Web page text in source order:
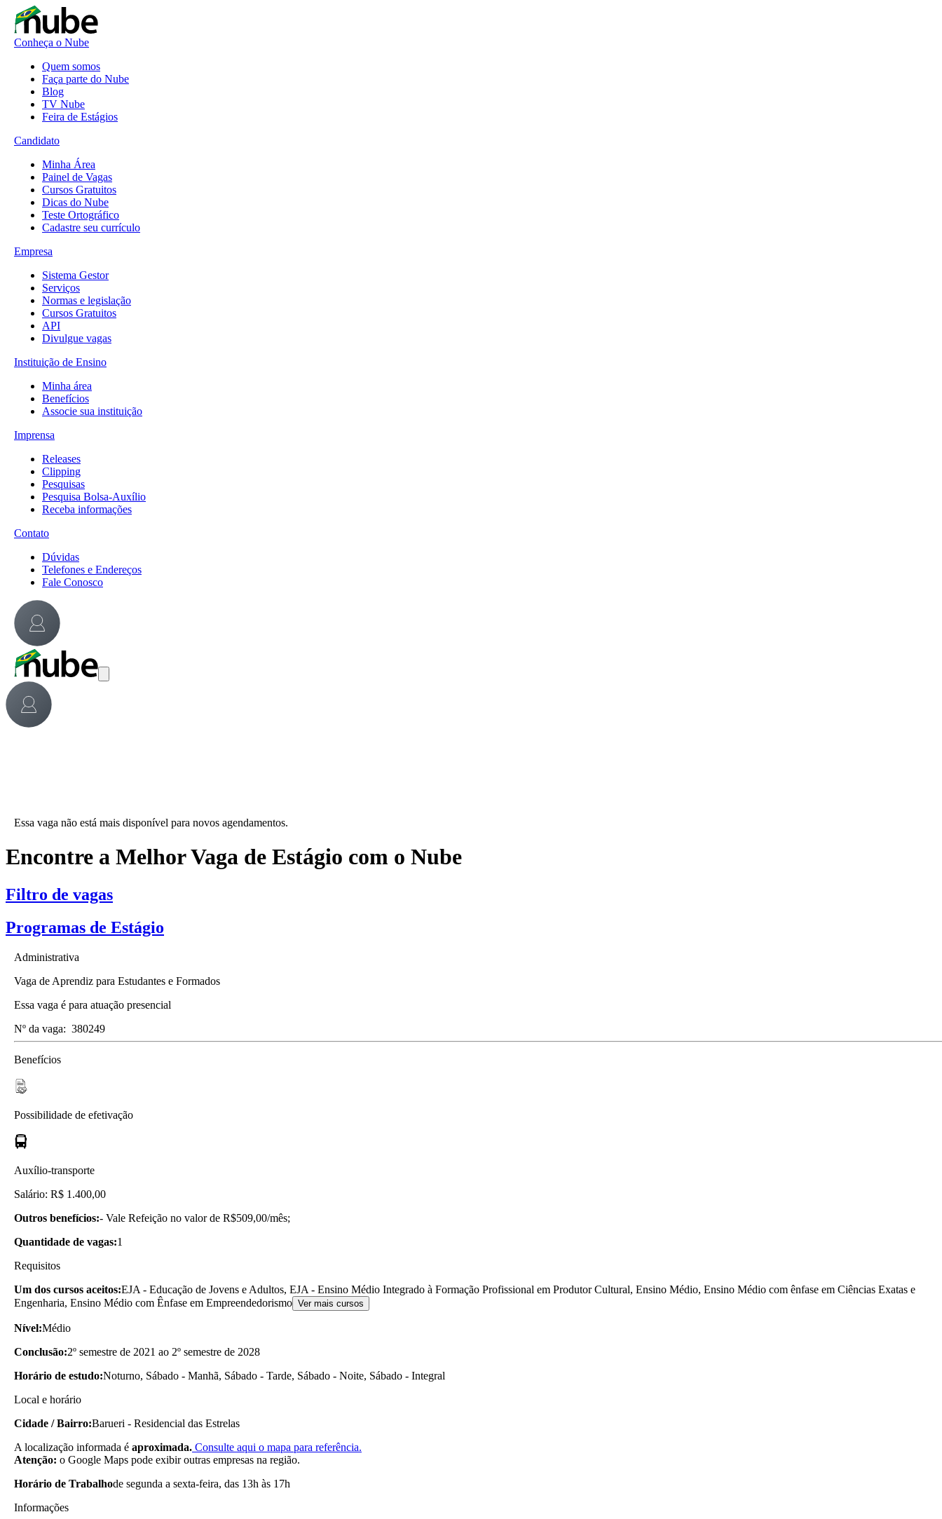
Conheça o Nube
Quem somos
Faça parte do Nube
Blog
TV Nube
Feira de Estágios
Candidato
Minha Área
Painel de Vagas
Cursos Gratuitos
Dicas do Nube
Teste Ortográfico
Cadastre seu currículo
Empresa
Sistema Gestor
Serviços
Normas e legislação
Cursos Gratuitos
API
Divulgue vagas
Instituição de Ensino
Minha área
Benefícios
Associe sua instituição
Imprensa
Releases
Clipping
Pesquisas
Pesquisa Bolsa-Auxílio
Receba informações
Contato
Dúvidas
Telefones e Endereços
Fale Conosco
Essa vaga não está mais disponível para novos agendamentos.
Encontre a Melhor Vaga de Estágio com o Nube
Filtro de vagas
Programas de Estágio
Administrativa
Vaga de Aprendiz para Estudantes e Formados
Essa vaga é para atuação presencial
Nº da vaga: 380249
Benefícios
Possibilidade de efetivação
Auxílio-transporte
Salário: R$ 1.400,00
Outros benefícios:- Vale Refeição no valor de R$509,00/mês;
Quantidade de vagas:1
Requisitos
Um dos cursos aceitos:EJA - Educação de Jovens e Adultos, EJA - Ensino Médio Integrado à Formação Profissional em Produtor Cultural, Ensino Médio, Ensino Médio com ênfase em Ciências Exatas e
Engenharia, Ensino Médio com Ênfase em Empreendedorismo Ver mais cursos
Nível:Médio
Conclusão:2º semestre de 2021 ao 2º semestre de 2028
Horário de estudo:Noturno, Sábado - Manhã, Sábado - Tarde, Sábado - Noite, Sábado - Integral
Local e horário
Cidade / Bairro:Barueri - Residencial das Estrelas
A localização informada é aproximada. Consulte aqui o mapa para referência.
Atenção: o Google Maps pode exibir outras empresas na região.
Horário de Trabalhode segunda a sexta-feira, das 13h às 17h
Informações